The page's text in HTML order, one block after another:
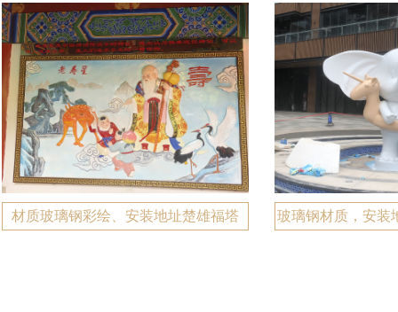
材质玻璃钢彩绘、安装地址楚雄福塔 玻璃钢材质，安装